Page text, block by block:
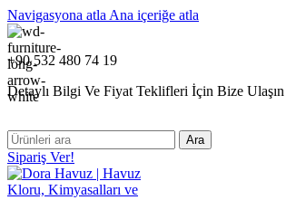
Navigasyona atla Ana içeriğe atla
+90 532 480 74 19
Detaylı Bilgi Ve Fiyat Teklifleri İçin Bize Ulaşın
Ara
Sipariş Ver!